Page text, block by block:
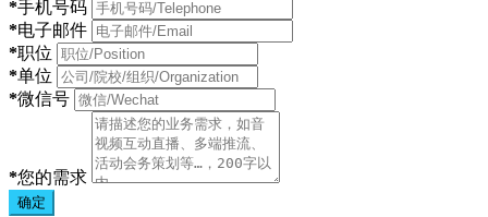
*手机号码
*电子邮件
*职位
*单位
*微信号
*您的需求
确定